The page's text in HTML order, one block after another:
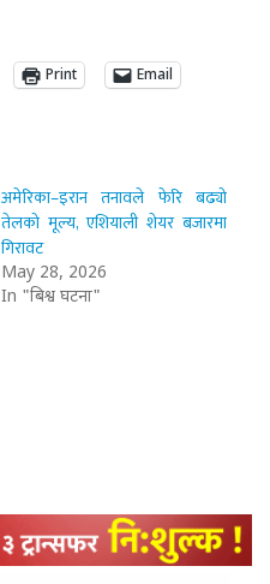
Print Email
अमेरिका–इरान तनावले फेरि बढ्यो
तेलको मूल्य, एशियाली शेयर बजारमा
गिरावट
May 28, 2026
In "बिश्व घटना"